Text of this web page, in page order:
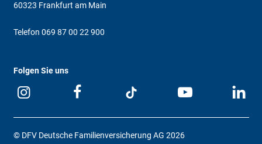
60323 Frankfurt am Main
Telefon 069 87 00 22 900
Folgen Sie uns
© DFV Deutsche Familienversicherung AG 2026